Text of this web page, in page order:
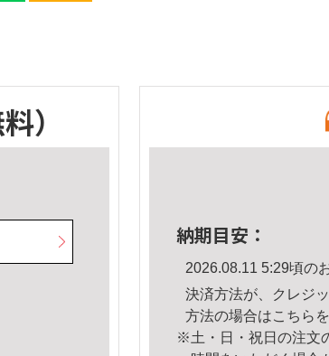
）
納期目安：
2026.08.11 5:29頃の
決済方法が、クレジ
方法の場合はこちら
※土・日・祝日の注文